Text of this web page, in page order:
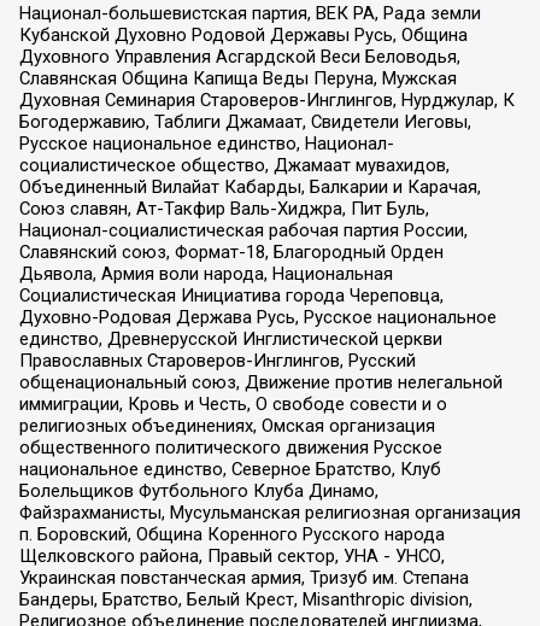
Национал-большевистская партия, ВЕК РА, Рада земли
Кубанской Духовно Родовой Державы Русь, Община
Духовного Управления Асгардской Веси Беловодья,
Славянская Община Капища Веды Перуна, Мужская
Духовная Семинария Староверов-Инглингов, Нурджулар, К
Богодержавию, Таблиги Джамаат, Свидетели Иеговы,
Русское национальное единство, Национал-
социалистическое общество, Джамаат мувахидов,
Объединенный Вилайат Кабарды, Балкарии и Карачая,
Союз славян, Ат-Такфир Валь-Хиджра, Пит Буль,
Национал-социалистическая рабочая партия России,
Славянский союз, Формат-18, Благородный Орден
Дьявола, Армия воли народа, Национальная
Социалистическая Инициатива города Череповца,
Духовно-Родовая Держава Русь, Русское национальное
единство, Древнерусской Инглистической церкви
Православных Староверов-Инглингов, Русский
общенациональный союз, Движение против нелегальной
иммиграции, Кровь и Честь, О свободе совести и о
религиозных объединениях, Омская организация
общественного политического движения Русское
национальное единство, Северное Братство, Клуб
Болельщиков Футбольного Клуба Динамо,
Файзрахманисты, Мусульманская религиозная организация
п. Боровский, Община Коренного Русского народа
Щелковского района, Правый сектор, УНА - УНСО,
Украинская повстанческая армия, Тризуб им. Степана
Бандеры, Братство, Белый Крест, Misanthropic division,
Религиозное объединение последователей инглиизма,